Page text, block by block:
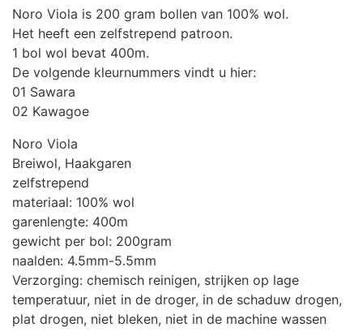
Noro Viola is 200 gram bollen van 100% wol.
Het heeft een zelfstrepend patroon.
1 bol wol bevat 400m.
De volgende kleurnummers vindt u hier:
01 Sawara
02 Kawagoe
Noro Viola
Breiwol, Haakgaren
zelfstrepend
materiaal: 100% wol
garenlengte: 400m
gewicht per bol: 200gram
naalden: 4.5mm-5.5mm
Verzorging: chemisch reinigen, strijken op lage
temperatuur, niet in de droger, in de schaduw drogen,
plat drogen, niet bleken, niet in de machine wassen